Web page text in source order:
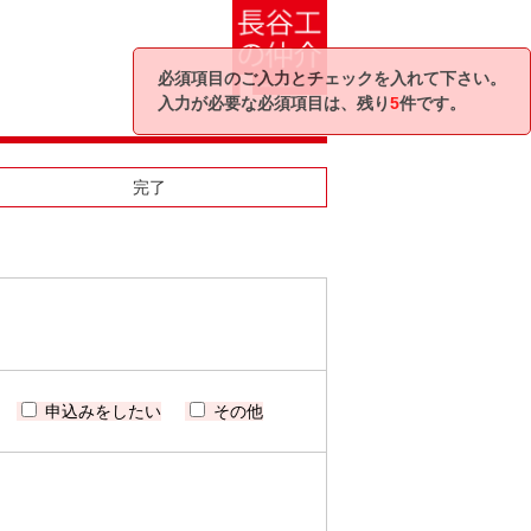
完了
申込みをしたい その他
必須項目のご入力とチェックを入れて下さい。
入力が必要な必須項目は、残り5件です。